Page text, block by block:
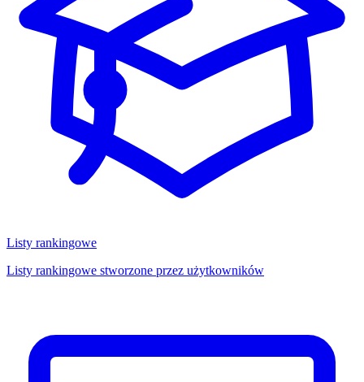
Listy rankingowe
Listy rankingowe stworzone przez użytkowników